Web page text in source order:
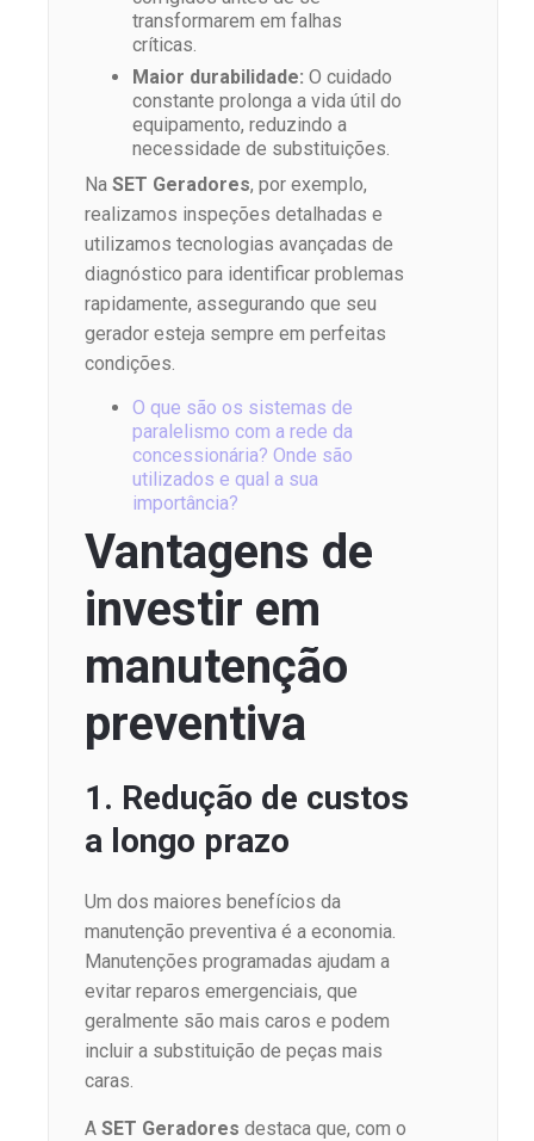
transformarem em falhas
críticas.
Maior durabilidade: O cuidado
constante prolonga a vida útil do
equipamento, reduzindo a
necessidade de substituições.
Na SET Geradores, por exemplo,
realizamos inspeções detalhadas e
utilizamos tecnologias avançadas de
diagnóstico para identificar problemas
rapidamente, assegurando que seu
gerador esteja sempre em perfeitas
condições.
O que são os sistemas de
paralelismo com a rede da
concessionária? Onde são
utilizados e qual a sua
importância?
Vantagens de
investir em
manutenção
preventiva
1. Redução de custos
a longo prazo
Um dos maiores benefícios da
manutenção preventiva é a economia.
Manutenções programadas ajudam a
evitar reparos emergenciais, que
geralmente são mais caros e podem
incluir a substituição de peças mais
caras.
A SET Geradores destaca que, com o